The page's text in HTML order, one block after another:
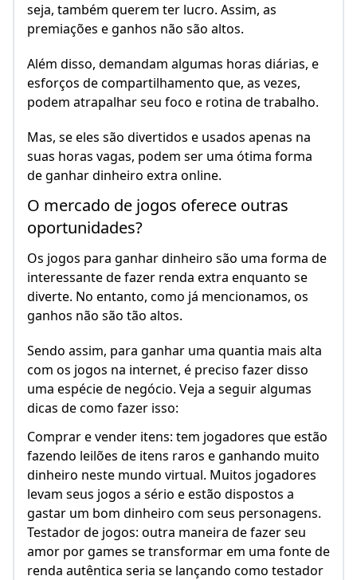
seja, também querem ter lucro. Assim, as
premiações e ganhos não são altos.
Além disso, demandam algumas horas diárias, e
esforços de compartilhamento que, as vezes,
podem atrapalhar seu foco e rotina de trabalho.
Mas, se eles são divertidos e usados apenas na
suas horas vagas, podem ser uma ótima forma
de ganhar dinheiro extra online.
O mercado de jogos oferece outras
oportunidades?
Os jogos para ganhar dinheiro são uma forma de
interessante de fazer renda extra enquanto se
diverte. No entanto, como já mencionamos, os
ganhos não são tão altos.
Sendo assim, para ganhar uma quantia mais alta
com os jogos na internet, é preciso fazer disso
uma espécie de negócio. Veja a seguir algumas
dicas de como fazer isso:
Comprar e vender itens: tem jogadores que estão
fazendo leilões de itens raros e ganhando muito
dinheiro neste mundo virtual. Muitos jogadores
levam seus jogos a sério e estão dispostos a
gastar um bom dinheiro com seus personagens.
Testador de jogos: outra maneira de fazer seu
amor por games se transformar em uma fonte de
renda autêntica seria se lançando como testador